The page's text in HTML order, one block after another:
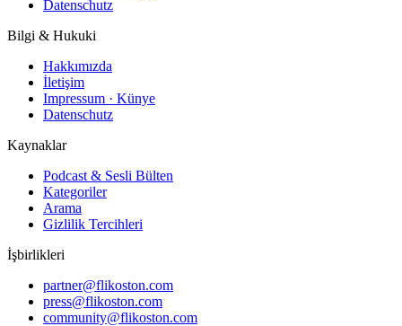
Datenschutz
Bilgi & Hukuki
Hakkımızda
İletişim
Impressum · Künye
Datenschutz
Kaynaklar
Podcast & Sesli Bülten
Kategoriler
Arama
Gizlilik Tercihleri
İşbirlikleri
partner@flikoston.com
press@flikoston.com
community@flikoston.com